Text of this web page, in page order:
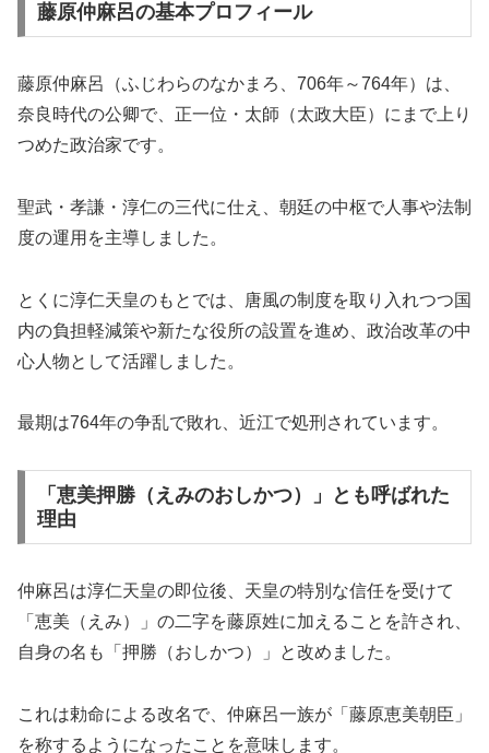
藤原仲麻呂の基本プロフィール
藤原仲麻呂（ふじわらのなかまろ、706年～764年）は、
奈良時代の公卿で、正一位・太師（太政大臣）にまで上り
つめた政治家です。
聖武・孝謙・淳仁の三代に仕え、朝廷の中枢で人事や法制
度の運用を主導しました。
とくに淳仁天皇のもとでは、唐風の制度を取り入れつつ国
内の負担軽減策や新たな役所の設置を進め、政治改革の中
心人物として活躍しました。
最期は764年の争乱で敗れ、近江で処刑されています。
「恵美押勝（えみのおしかつ）」とも呼ばれた
理由
仲麻呂は淳仁天皇の即位後、天皇の特別な信任を受けて
「恵美（えみ）」の二字を藤原姓に加えることを許され、
自身の名も「押勝（おしかつ）」と改めました。
これは勅命による改名で、仲麻呂一族が「藤原恵美朝臣」
を称するようになったことを意味します。